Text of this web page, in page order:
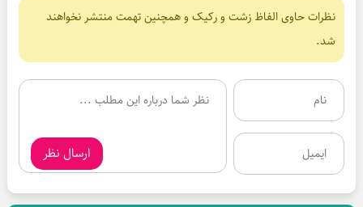
نظرات حاوی الفاظ زشت و رکیک و همچنین تهمت منتشر نخواهند
شد.
ارسال نظر